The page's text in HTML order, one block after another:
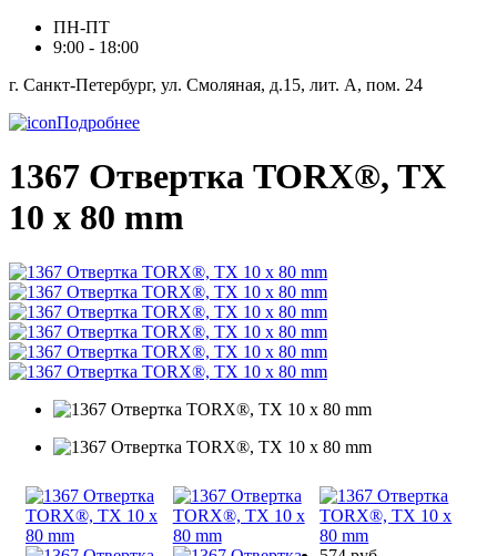
ПН-ПТ
9:00 - 18:00
г. Санкт-Петербург, ул. Смоляная, д.15, лит. А, пом. 24
Подробнее
1367 Отвертка TORX®, TX
10 x 80 mm